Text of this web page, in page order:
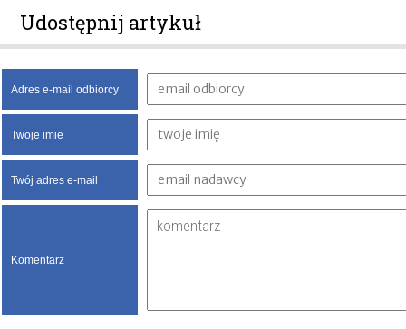
Udostępnij artykuł
Adres e-mail odbiorcy
Twoje imie
Twój adres e-mail
Komentarz